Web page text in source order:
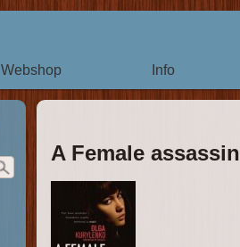
Webshop Info
A Female assassin